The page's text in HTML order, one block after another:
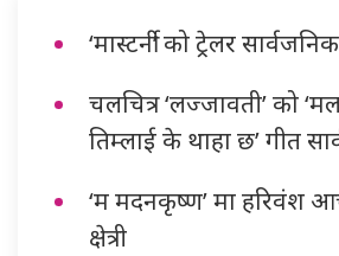
‘मास्टर्नी’ को ट्रेलर सार्वजनिक
चलचित्र ‘लज्जावती’ को
तिम्लाई के थाहा छ’ गीत
‘म मदनकृष्ण’ मा हरिवंश
क्षेत्री